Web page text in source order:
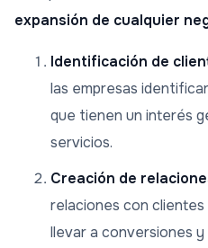
expansión de cualquier
Identificación de
las empresas
que tienen un interés
servicios.
Creación de
relaciones con
llevar a conversiones